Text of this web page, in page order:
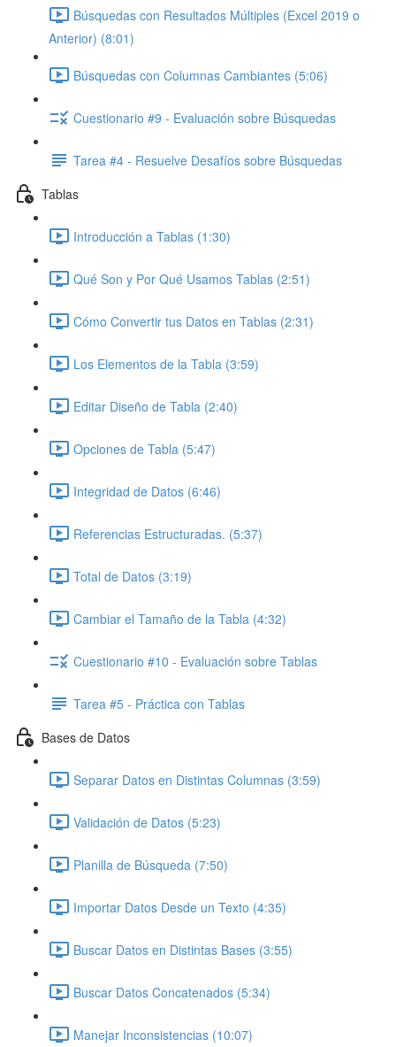
Búsquedas con Resultados Múltiples (Excel 2019 o
Anterior) (8:01)
Búsquedas con Columnas Cambiantes (5:06)
Cuestionario #9 - Evaluación sobre Búsquedas
Tarea #4 - Resuelve Desafíos sobre Búsquedas
Tablas
Introducción a Tablas (1:30)
Qué Son y Por Qué Usamos Tablas (2:51)
Cómo Convertir tus Datos en Tablas (2:31)
Los Elementos de la Tabla (3:59)
Editar Diseño de Tabla (2:40)
Opciones de Tabla (5:47)
Integridad de Datos (6:46)
Referencias Estructuradas. (5:37)
Total de Datos (3:19)
Cambiar el Tamaño de la Tabla (4:32)
Cuestionario #10 - Evaluación sobre Tablas
Tarea #5 - Práctica con Tablas
Bases de Datos
Separar Datos en Distintas Columnas (3:59)
Validación de Datos (5:23)
Planilla de Búsqueda (7:50)
Importar Datos Desde un Texto (4:35)
Buscar Datos en Distintas Bases (3:55)
Buscar Datos Concatenados (5:34)
Manejar Inconsistencias (10:07)